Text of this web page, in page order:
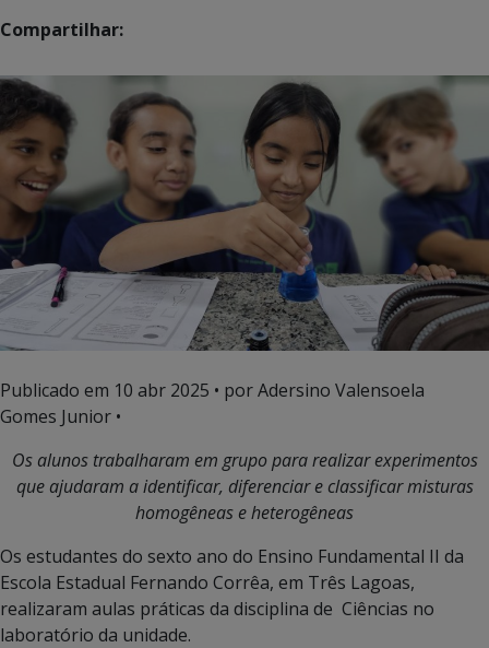
Compartilhar:
Publicado em 10 abr 2025 • por Adersino Valensoela
Gomes Junior •
Os alunos trabalharam em grupo para realizar experimentos
que ajudaram a identificar, diferenciar e classificar misturas
homogêneas e heterogêneas
Os estudantes do sexto ano do Ensino Fundamental II da
Escola Estadual Fernando Corrêa, em Três Lagoas,
realizaram aulas práticas da disciplina de Ciências no
laboratório da unidade.